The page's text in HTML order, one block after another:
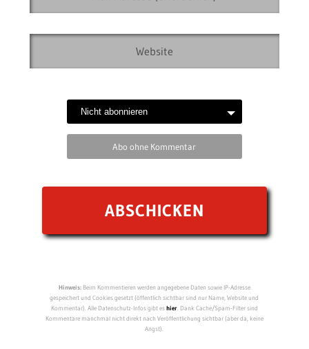
Abo ohne Kommentar
Hinweis:Beim Kommentieren werden angegebene Daten sowie IP-Adresse
gespeichert und Cookies gesetzt (öffentlich sichtbar sind nur Name, Website und
Kommentar). Alle Datenschutz-Infos gibt eshier. Dank Cache/Spam-Filter sind
Kommentare manchmal nicht direkt nach Veröffentlichung sichtbar (aber da, keine
Angst).